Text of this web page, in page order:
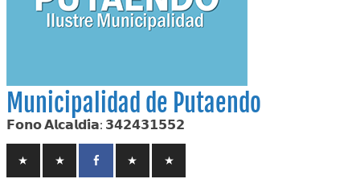
Municipalidad de Putaendo
𝗙𝗼𝗻𝗼 𝗔𝗹𝗰𝗮𝗹𝗱𝗶́𝗮: 𝟯𝟰𝟮𝟰𝟯𝟭𝟱𝟱𝟮